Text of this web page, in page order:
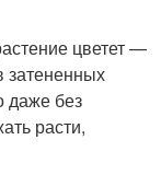
цветет —
затененных
даже без
расти,